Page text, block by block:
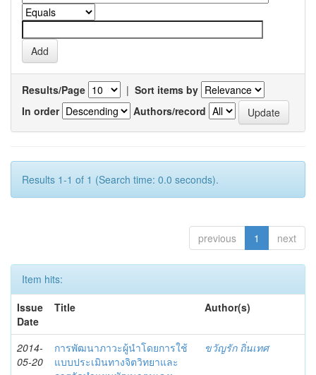
Results/Page | Sort items by
In order
Authors/record
Results 1-1 of 1 (Search time: 0.0 seconds).
previous 1 next
Item hits:
Issue
Date
Title Author(s)
2014-
05-20
การพัฒนาภาวะผู้นำโดยการใช้
แบบประเมินทางจิตวิทยาและ
ขวัญรัก ถิ่นเทศ